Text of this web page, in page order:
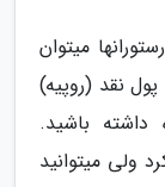
میتوان
نقد (روپیه)
باشید.
ولی میتوانید